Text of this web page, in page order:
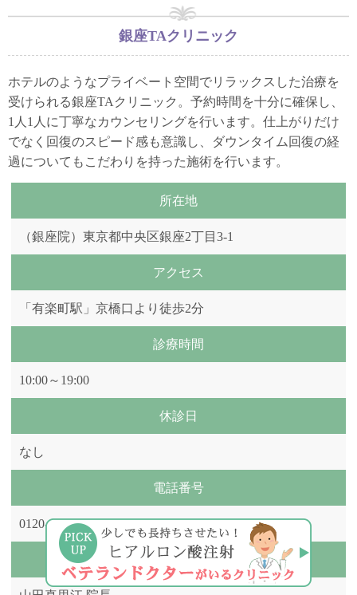
銀座TAクリニック
ホテルのようなプライベート空間でリラックスした治療を
受けられる銀座TAクリニック。予約時間を十分に確保し、
1人1人に丁寧なカウンセリングを行います。仕上がりだけ
でなく回復のスピード感も意識し、ダウンタイム回復の経
過についてもこだわりを持った施術を行います。
所在地
（銀座院）東京都中央区銀座2丁目3-1
アクセス
「有楽町駅」京橋口より徒歩2分
診療時間
10:00～19:00
休診日
なし
電話番号
0120-229-239
院長の名前